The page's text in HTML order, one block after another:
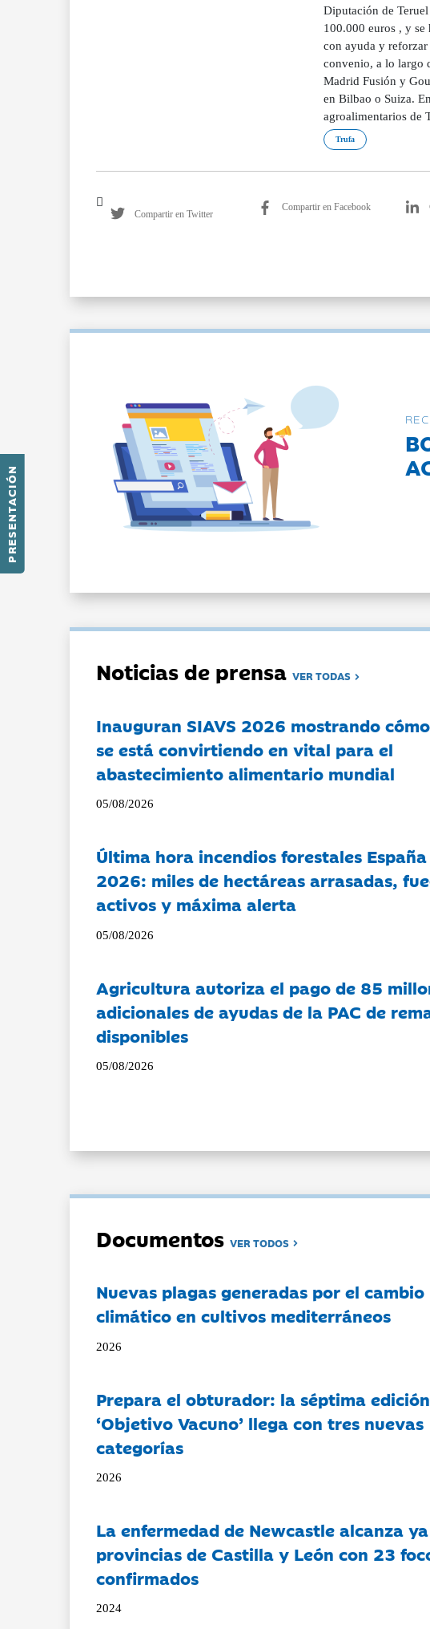
PRESENTACIÓN
Diputación de
100.000 euros , y se
con ayuda y reforzar
convenio, a lo largo
Madrid Fusión y
en Bilbao o Suiza.
agroalimentarios de
Trufa
Compartir en Twitter
Compartir en Facebook
Noticias de prensaVER TODAS
Inauguran SIAVS 2026 mostrando
se está convirtiendo en vital para el
abastecimiento alimentario mundial
05/08/2026
Última hora incendios forestales
2026: miles de hectáreas arrasadas,
activos y máxima alerta
05/08/2026
Agricultura autoriza el pago de 85
adicionales de ayudas de la PAC de
disponibles
05/08/2026
DocumentosVER TODOS
Nuevas plagas generadas por el cambio
climático en cultivos mediterráneos
2026
Prepara el obturador: la séptima
‘Objetivo Vacuno’ llega con tres nuevas
categorías
2026
La enfermedad de Newcastle alcanza
provincias de Castilla y León con 23
confirmados
2024